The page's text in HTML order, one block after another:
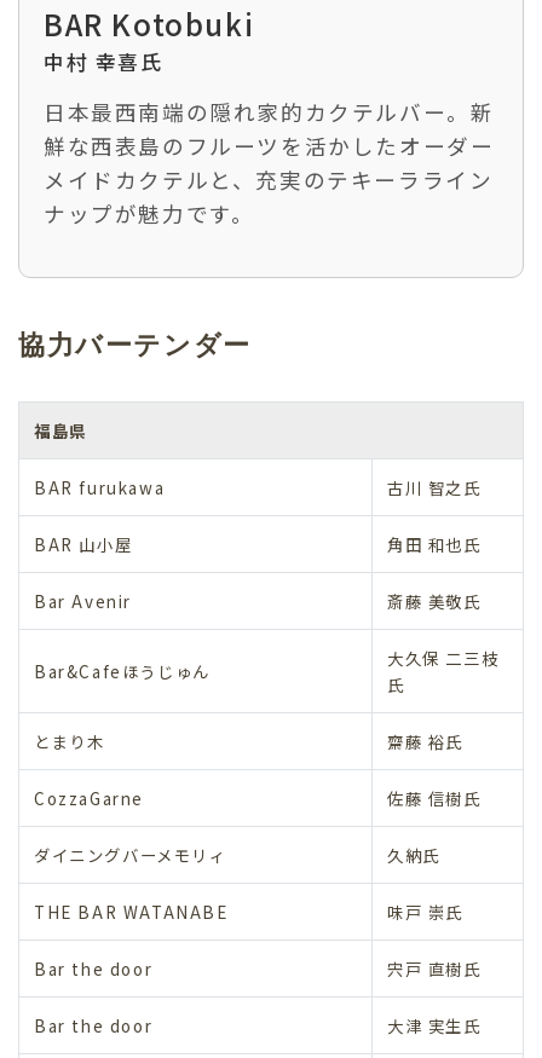
BAR Kotobuki
中村 幸喜氏
日本最西南端の隠れ家的カクテルバー。新
鮮な西表島のフルーツを活かしたオーダー
メイドカクテルと、充実のテキーラライン
ナップが魅力です。
協力バーテンダー
福島県
BAR furukawa 古川 智之氏
BAR 山小屋 角田 和也氏
Bar Avenir 斎藤 美敬氏
Bar&Cafeほうじゅん
大久保 二三枝
氏
とまり木 齋藤 裕氏
CozzaGarne 佐藤 信樹氏
ダイニングバーメモリィ 久納氏
THE BAR WATANABE 味戸 崇氏
Bar the door 宍戸 直樹氏
Bar the door 大津 実生氏